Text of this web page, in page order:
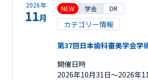
2026年
11月
NEW 学会 DR
カテゴリー情報
第37回日本歯科審美学会学
開催日時
2026年10月31日〜2026年